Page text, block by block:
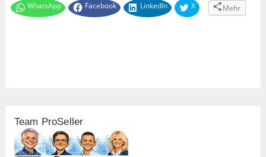
WhatsApp Facebook LinkedIn X Mehr
Team ProSeller